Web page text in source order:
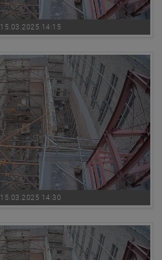
15.03.2025 14:15
15.03.2025 14:30